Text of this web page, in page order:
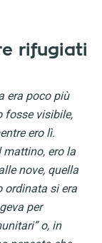
rifugiati
era poco più
fosse visibile,
ero lì.
mattino, ero la
nove, quella
ordinata si era
per
o, in